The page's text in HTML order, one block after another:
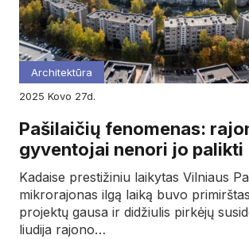
Architektūra
2025
kovo 27d.
Pašilaičių fenomenas:
gyventojai nenori jo palikti
Kadaise prestižiniu laikytas Vilniaus
mikrorajonas ilgą laiką buvo
projektų gausa ir didžiulis pirkėjų
liudija rajono…